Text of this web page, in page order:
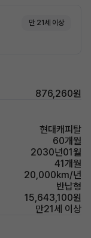
만 21세 이상
876,260원
현대캐피탈
60개월
2030년01월
41개월
20,000km/년
반납형
15,643,100원
만21세 이상